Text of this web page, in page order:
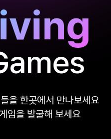
을 한곳에서 만나보세요
임을 발굴해 보세요